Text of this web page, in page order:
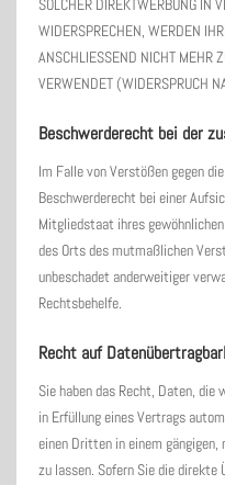
SOLCHER DIREKTWERBUNG IN
WIDERSPRECHEN, WERDEN
ANSCHLIESSEND NICHT MEHR
VERWENDET (WIDERSPRUCH
Beschwerde­recht bei der
Im Falle von Verstößen gegen
Beschwerderecht bei einer
Mitgliedstaat ihres
des Orts des mutmaßlichen
unbeschadet anderweitiger
Rechtsbehelfe.
Recht auf
Sie haben das Recht, Daten, die
in Erfüllung eines Vertrags
einen Dritten in einem gängigen,
zu lassen. Sofern Sie die direkte